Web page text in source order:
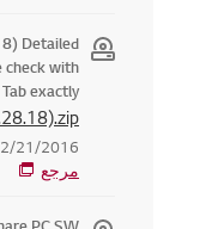
Detailed
check with
exactly
21/2016
مرجع